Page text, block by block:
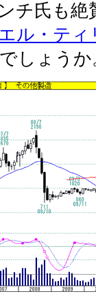
チ氏も絶
ル・テ
しょうか